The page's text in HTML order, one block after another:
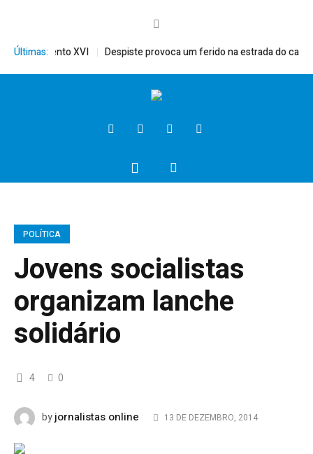
Últimas:Bento XVI Despiste provoca um ferido na estrada do campo
POLÍTICA
Jovens socialistas
organizam lanche
solidário
4 0
byjornalistas online 13 DE DEZEMBRO, 2014